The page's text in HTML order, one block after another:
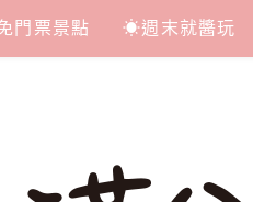
門票景點 ☀週末就醬玩